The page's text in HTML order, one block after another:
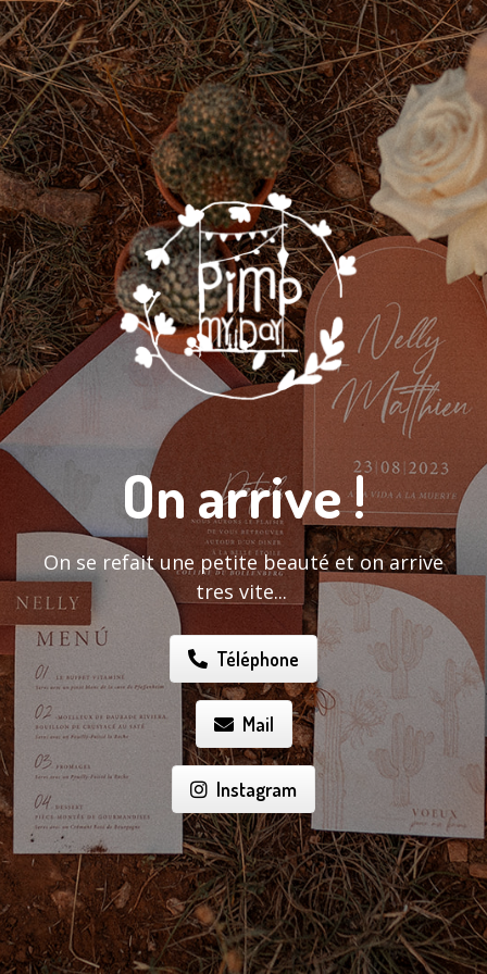
On arrive !
On se refait une petite beauté et on arrive
tres vite...
Téléphone
Mail
Instagram